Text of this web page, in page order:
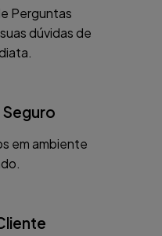
Perguntas
dúvidas de
em ambiente